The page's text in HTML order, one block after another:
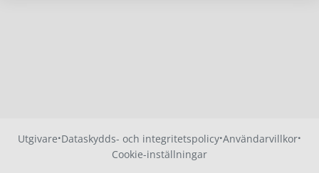
Utgivare·Dataskydds- och integritetspolicy·Användarvillkor·
Cookie-inställningar